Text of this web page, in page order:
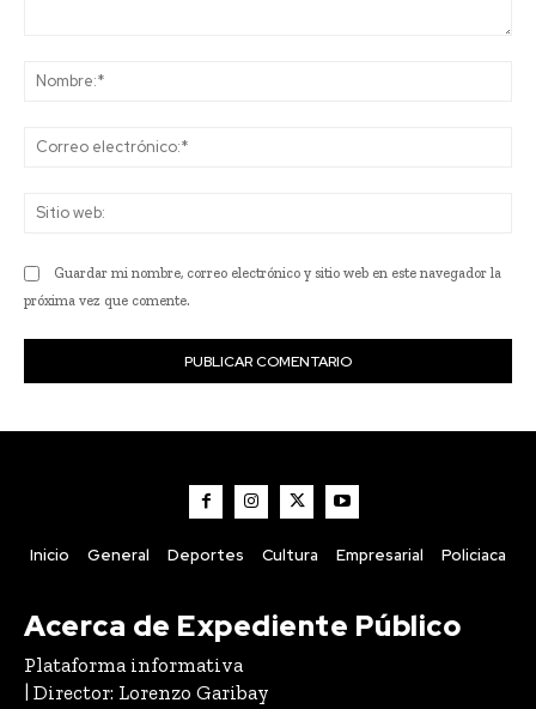
Guardar mi nombre, correo electrónico y sitio web en este navegador la
próxima vez que comente.
Inicio General Deportes Cultura Empresarial Policiaca
Acerca de Expediente Público
Plataforma informativa
| Director: Lorenzo Garibay